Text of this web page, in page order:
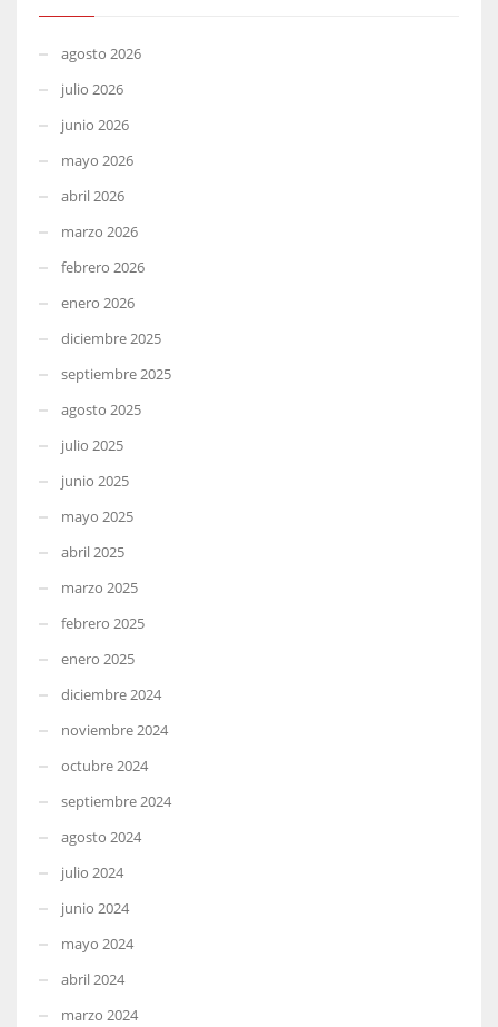
agosto 2026
julio 2026
junio 2026
mayo 2026
abril 2026
marzo 2026
febrero 2026
enero 2026
diciembre 2025
septiembre 2025
agosto 2025
julio 2025
junio 2025
mayo 2025
abril 2025
marzo 2025
febrero 2025
enero 2025
diciembre 2024
noviembre 2024
octubre 2024
septiembre 2024
agosto 2024
julio 2024
junio 2024
mayo 2024
abril 2024
marzo 2024